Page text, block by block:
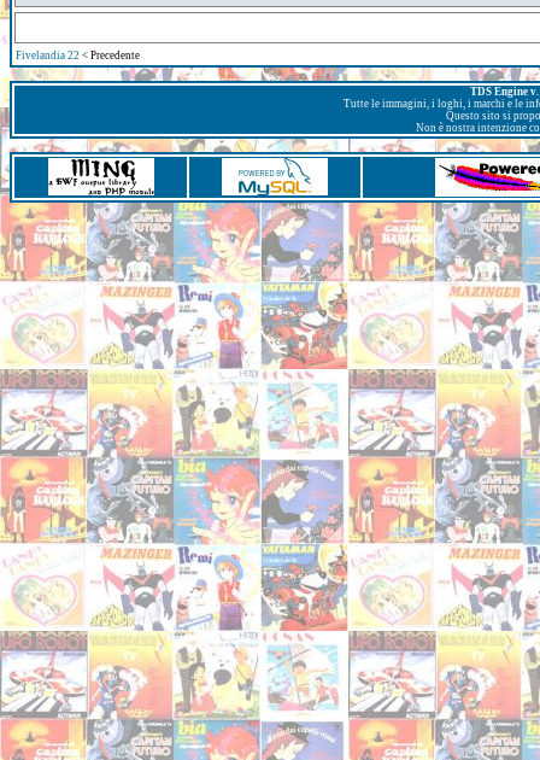
Fivelandia 22 < Precedente
TDS Engine
Tutte le immagini, i loghi, i marchi e le
Questo sito si
Non è nostra intenzione